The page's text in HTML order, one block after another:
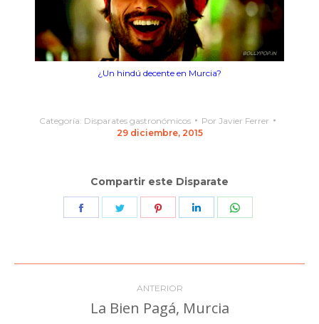
¿Un hindú decente en Murcia?
Categoría: Disparates gastronómicos Por Javier Ferrer
29 diciembre, 2015
Compartir este Disparate
Share
Share
Share
Share
NavegaciónANTERIOR
Publicación
La Bien Pagá, Murcia